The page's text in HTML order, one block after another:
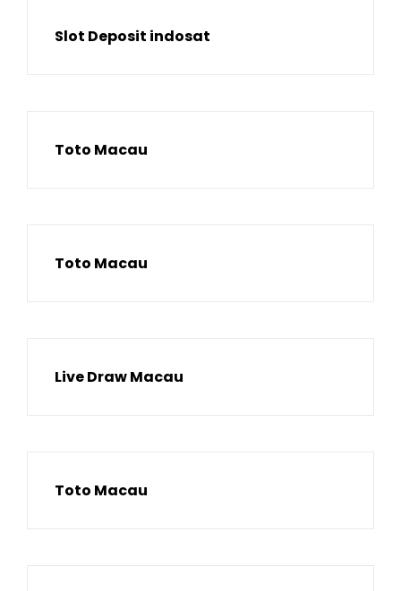
Slot Deposit indosat
Toto Macau
Toto Macau
Live Draw Macau
Toto Macau